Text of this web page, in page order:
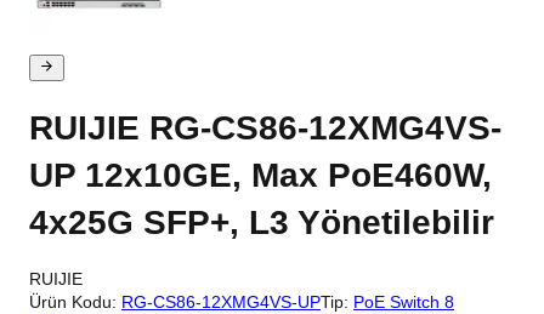
RUIJIE RG-CS86-12XMG4VS-
UP 12x10GE, Max PoE460W,
4x25G SFP+, L3 Yönetilebilir
RUIJIE
Ürün Kodu: RG-CS86-12XMG4VS-UPTip: PoE Switch 8